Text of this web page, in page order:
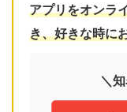
アプリをオンラ
き、好きな時に
＼